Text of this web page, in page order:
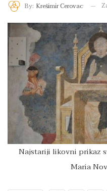
By: Krešimir Cerovac
Najstariji likovni prikaz
Maria